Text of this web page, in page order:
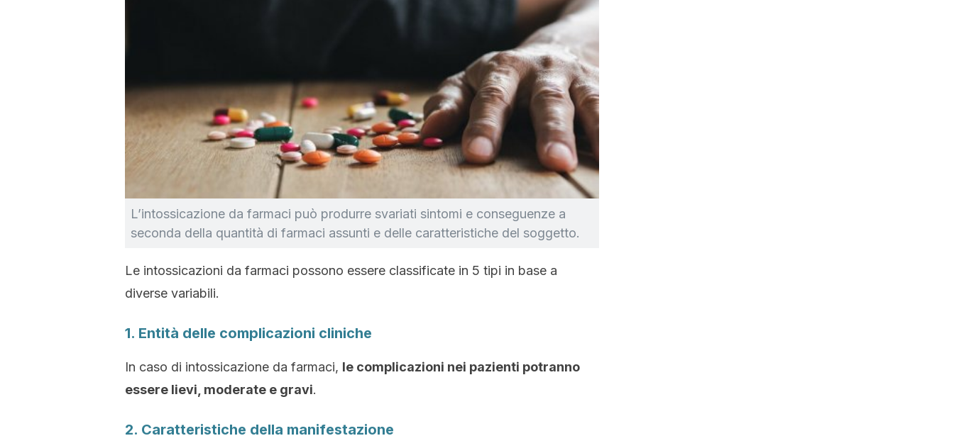
L’intossicazione da farmaci può produrre svariati sintomi e conseguenze a
seconda della quantità di farmaci assunti e delle caratteristiche del soggetto.
Le intossicazioni da farmaci possono essere classificate in 5 tipi in base a
diverse variabili.
1. Entità delle complicazioni cliniche
In caso di intossicazione da farmaci, le complicazioni nei pazienti potranno
essere lievi, moderate e gravi.
2. Caratteristiche della manifestazione